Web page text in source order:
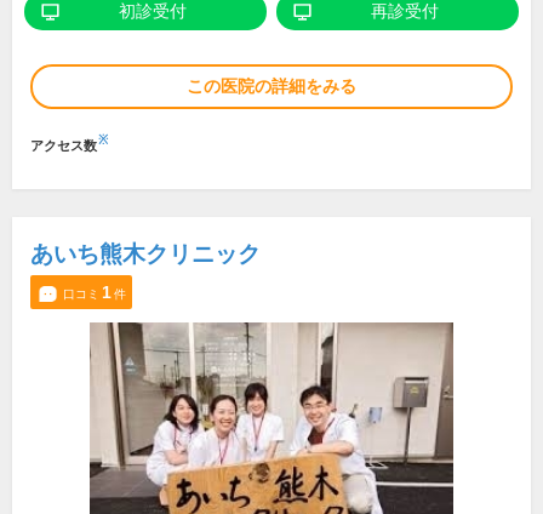
初診受付 再診受付
この医院の詳細をみる
アクセス数※
あいち熊木クリニック
口コミ 1件